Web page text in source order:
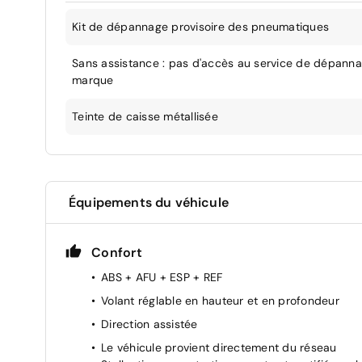
Kit de dépannage provisoire des pneumatiques
Sans assistance : pas d'accès au service de
marque
Teinte de caisse métallisée
Équipements du véhicule
Confort
ABS + AFU + ESP + REF
Volant réglable en hauteur et en profondeur
Direction assistée
Le véhicule provient directement du réseau